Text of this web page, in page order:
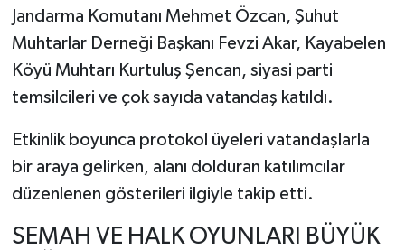
Jandarma Komutanı Mehmet Özcan, Şuhut
Muhtarlar Derneği Başkanı Fevzi Akar, Kayabelen
Köyü Muhtarı Kurtuluş Şencan, siyasi parti
temsilcileri ve çok sayıda vatandaş katıldı.
Etkinlik boyunca protokol üyeleri vatandaşlarla
bir araya gelirken, alanı dolduran katılımcılar
düzenlenen gösterileri ilgiyle takip etti.
SEMAH VE HALK OYUNLARI BÜYÜK